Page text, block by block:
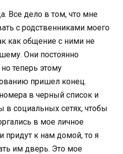
Все дело в том, что мне
с родственниками моего
как общение с ними не
Они постоянно
теперь этому
пришел конец.
в черный список и
в социальных сетях, чтобы
в мое личное
придут к нам домой, то я
им дверь. Это мое